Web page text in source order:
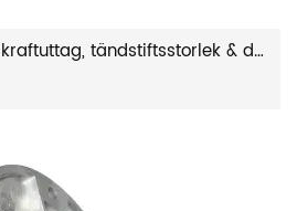
Gräsklipparstartare, kraftuttag, tändstiftsstorlek & drivremsguide